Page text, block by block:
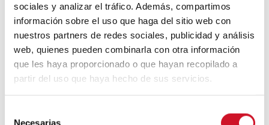
sociales y analizar el tráfico. Además, compartimos
información sobre el uso que haga del sitio web con
nuestros partners de redes sociales, publicidad y análisis
web, quienes pueden combinarla con otra información
que les haya proporcionado o que hayan recopilado a
partir del uso que haya hecho de sus servicios.
Necesarias
qui fournit de la translucidité et de l’opacité
pour créer cette atmosphère orientale.
Sur quels projets travaillez-vous
actuellement ?
De trop nombreux (rires) !! Je travaille dans
des domaines spécifiques du design